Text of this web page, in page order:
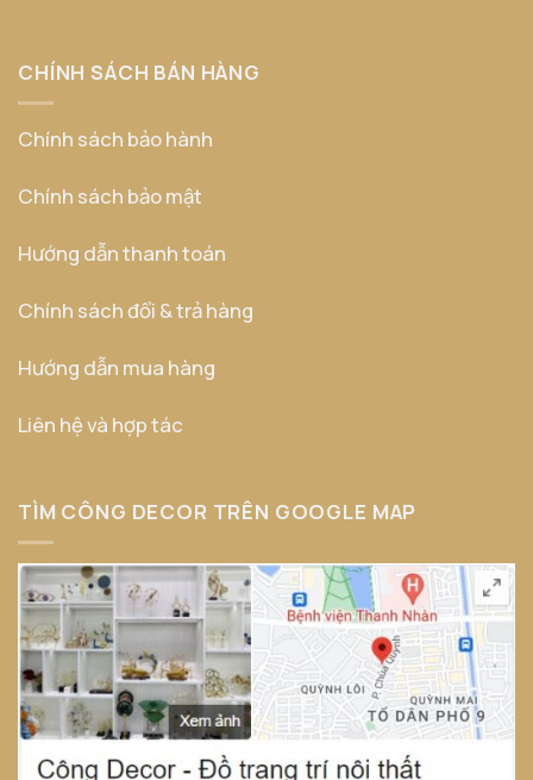
CHÍNH SÁCH BÁN HÀNG
Chính sách bảo hành
Chính sách bảo mật
Hướng dẫn thanh toán
Chính sách đổi & trả hàng
Hướng dẫn mua hàng
Liên hệ và hợp tác
TÌM CÔNG DECOR TRÊN GOOGLE MAP